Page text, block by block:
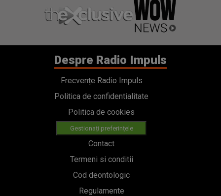
Despre Radio Impuls
Frecvențe Radio Impuls
Politica de confidentialitate
Politica de cookies
Gestionați preferințele
Contact
Termeni si conditii
Cod deontologic
Regulamente